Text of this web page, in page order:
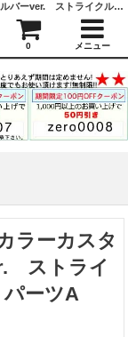
ラーカスタ
ストライ
パーツA
バンダイ SDガンダム フルカラーカスタムSP スペシャルシルバーver. ストライクルージュIWSP+ジョイントパーツA SD00483 ｜ 機動戦士ガンダム関連商品 ｜ガシャポン,フィギュア,トミカ,食玩,販売,通販,大阪,日本橋, 『Toy's Zero』 トイズゼロ
0 メニュー